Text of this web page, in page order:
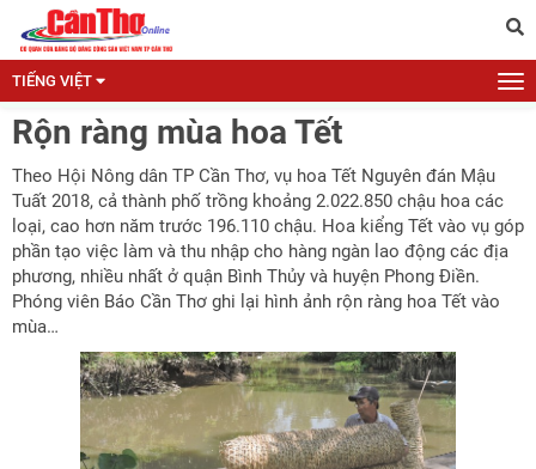
TIẾNG VIỆT
Rộn ràng mùa hoa Tết
Theo Hội Nông dân TP Cần Thơ, vụ hoa Tết Nguyên đán Mậu
Tuất 2018, cả thành phố trồng khoảng 2.022.850 chậu hoa các
loại, cao hơn năm trước 196.110 chậu. Hoa kiểng Tết vào vụ góp
phần tạo việc làm và thu nhập cho hàng ngàn lao động các địa
phương, nhiều nhất ở quận Bình Thủy và huyện Phong Điền.
Phóng viên Báo Cần Thơ ghi lại hình ảnh rộn ràng hoa Tết vào
mùa…